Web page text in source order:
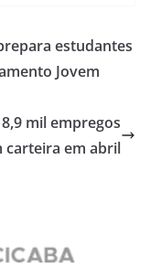
estudantes
Jovem
mil empregos
carteira em abril